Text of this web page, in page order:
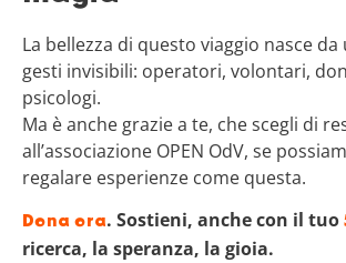
La bellezza di questo viaggio nasce
gesti invisibili: operatori, volontari,
psicologi.
Ma è anche grazie a te, che scegli di
all’associazione OPEN OdV, se
regalare esperienze come questa.
Dona ora. Sostieni, anche con il tuo
ricerca, la speranza, la gioia.